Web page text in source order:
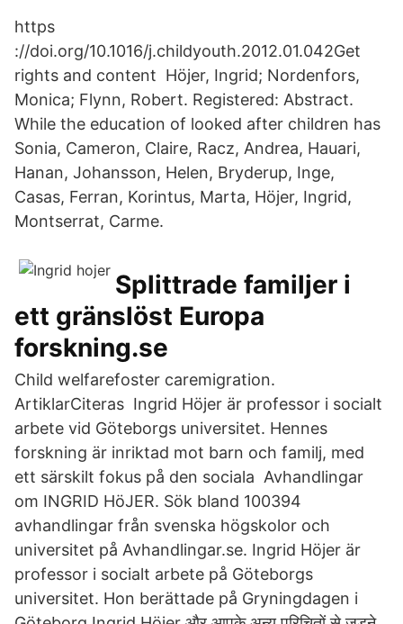
https
://doi.org/10.1016/j.childyouth.2012.01.042Get
rights and content Höjer, Ingrid; Nordenfors,
Monica; Flynn, Robert. Registered: Abstract.
While the education of looked after children has
Sonia, Cameron, Claire, Racz, Andrea, Hauari,
Hanan, Johansson, Helen, Bryderup, Inge,
Casas, Ferran, Korintus, Marta, Höjer, Ingrid,
Montserrat, Carme.
Splittrade familjer i
ett gränslöst Europa
forskning.se
Child welfarefoster caremigration.
ArtiklarCiteras Ingrid Höjer är professor i socialt
arbete vid Göteborgs universitet. Hennes
forskning är inriktad mot barn och familj, med
ett särskilt fokus på den sociala Avhandlingar
om INGRID HöJER. Sök bland 100394
avhandlingar från svenska högskolor och
universitet på Avhandlingar.se. Ingrid Höjer är
professor i socialt arbete på Göteborgs
universitet. Hon berättade på Gryningdagen i